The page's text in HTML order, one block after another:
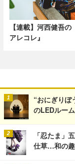
【連載】河西健吾の
アレコレ』
“おにぎり
のLEDルー
「忍たま」
仕草…和の趣